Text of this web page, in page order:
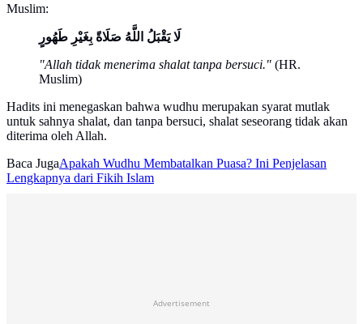
Muslim:
لَا يَقْبَلُ اللَّهُ صَلَاةً بِغَيْرِ طَهُورٍ
"Allah tidak menerima shalat tanpa bersuci." (HR.
Muslim)
Hadits ini menegaskan bahwa wudhu merupakan syarat mutlak
untuk sahnya shalat, dan tanpa bersuci, shalat seseorang tidak akan
diterima oleh Allah.
Baca JugaApakah Wudhu Membatalkan Puasa? Ini Penjelasan
Lengkapnya dari Fikih Islam
Advertisement